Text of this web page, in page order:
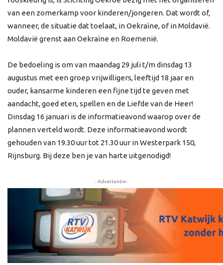
van een zomerkamp voor kinderen/jongeren. Dat wordt of,
wanneer, de situatie dat toelaat, in Oekraïne, of in Moldavië.
Moldavië grenst aan Oekraïne en Roemenië.
De bedoeling is om van maandag 29 juli t/m dinsdag 13
augustus met een groep vrijwilligers, leeftijd 18 jaar en
ouder, kansarme kinderen een fijne tijd te geven met
aandacht, goed eten, spellen en de Liefde van de Heer!
Dinsdag 16 januari is de informatieavond waarop over de
plannen verteld wordt. Deze informatieavond wordt
gehouden van 19.30 uur tot 21.30 uur in Westerpark 150,
Rijnsburg. Bij deze ben je van harte uitgenodigd!
- Advertentie -